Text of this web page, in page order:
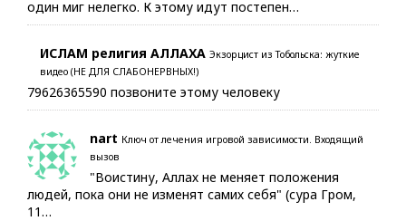
один миг нелегко. К этому идут постепен…
ИСЛАМ религия АЛЛАХА Экзорцист из Тобольска: жуткие
видео (НЕ ДЛЯ СЛАБОНЕРВНЫХ!)
79626365590 позвоните этому человеку
nart Ключ от лечения игровой зависимости. Входящий
вызов
"Воистину, Аллах не меняет положения
людей, пока они не изменят самих себя" (сура Гром,
11…